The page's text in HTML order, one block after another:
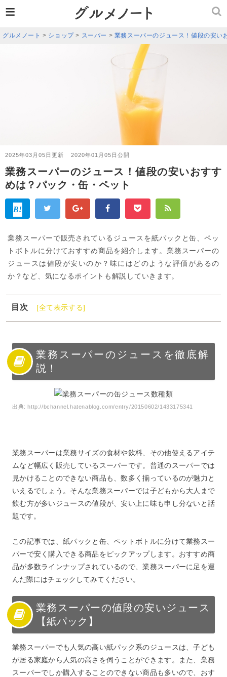
グルメノート > ショップ > スーパー > 業務スーパーのジュース！値段の安い
2025年03月05日更新 2020年01月05日公開
業務スーパーのジュース！値段の安いおすす
めは？パック・缶・ペット
業務スーパーで販売されているジュースを紙パックと缶、ペッ
トボトルに分けておすすめ商品を紹介します。業務スーパーの
ジュースは値段が安いのか？味にはどのような評価があるの
か？など、気になるポイントも解説していきます。
目次
[全て表示する]
1
業務スーパーのジュースを徹底解説！
3
業務スーパーの値段の安いジュース【缶】
4
業務スーパーの値段の安いジュース【ペットボトル】
5
業務スーパーのジュースまとめ
業務スーパーのジュースを徹底解
説！
出典:http://bchannel.hatenablog.com/entry/20150602/1433175341
業務スーパーは業務サイズの食材や飲料、その他使えるアイテ
ムなど幅広く販売しているスーパーです。普通のスーパーでは
見かけることのできない商品も、数多く揃っているのが魅力と
いえるでしょう。そんな業務スーパーでは子どもから大人まで
飲む方が多いジュースの値段が、安い上に味も申し分ないと話
題です。
この記事では、紙パックと缶、ペットボトルに分けて業務スー
パーで安く購入できる商品をピックアップします。おすすめ商
品が多数ラインナップされているので、業務スーパーに足を運
んだ際にはチェックしてみてください。
業務スーパーの値段の安いジュース
【紙パック】
業務スーパーでも人気の高い紙パック系のジュースは、子ども
が居る家庭から人気の高さを伺うことができます。また、業務
スーパーでしか購入することのできない商品も多いので、おす
≡